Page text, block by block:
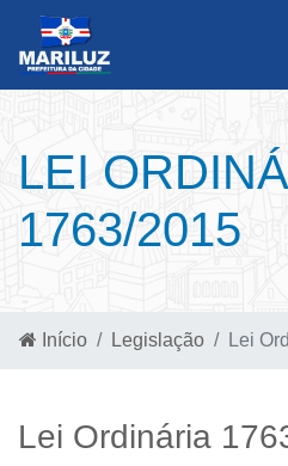
LEI
1763/2015
Início Legislação Lei
Lei Ordinária